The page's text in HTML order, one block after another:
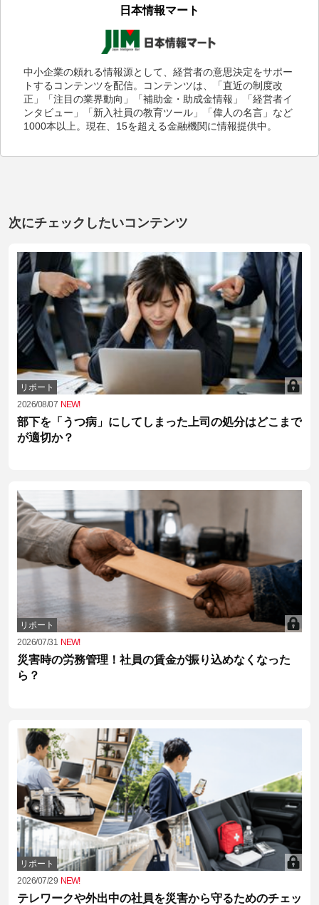
日本情報マート
中小企業の頼れる情報源として、経営者の意思決定をサポー
トするコンテンツを配信。コンテンツは、「直近の制度改
正」「注目の業界動向」「補助金・助成金情報」「経営者イ
ンタビュー」「新入社員の教育ツール」「偉人の名言」など
1000本以上。現在、15を超える金融機関に情報提供中。
次にチェックしたいコンテンツ
リポート
2026/08/07 NEW!
部下を「うつ病」にしてしまった上司の処分はどこまで
が適切か？
リポート
2026/07/31 NEW!
災害時の労務管理！社員の賃金が振り込めなくなった
ら？
リポート
2026/07/29 NEW!
テレワークや外出中の社員を災害から守るためのチェッ